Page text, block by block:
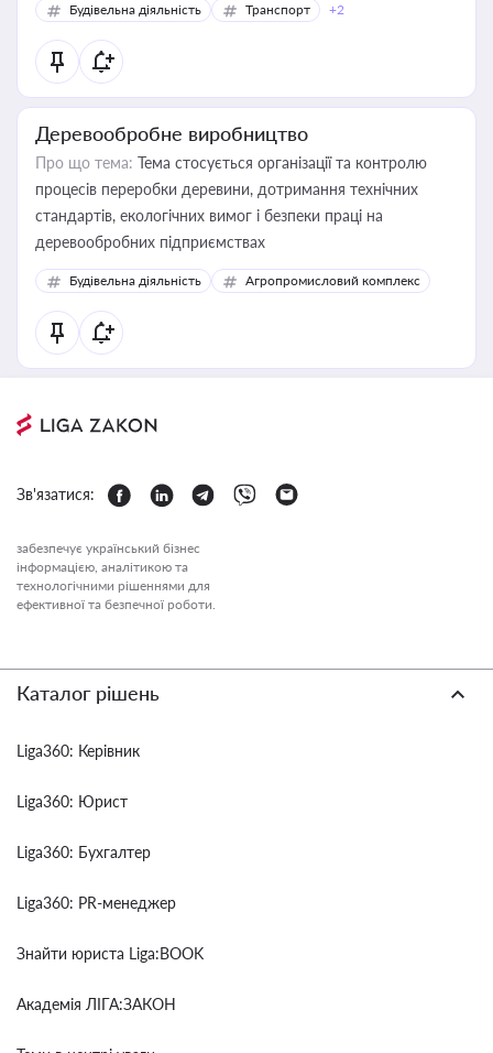
Будівельна діяльність
Транспорт +2
Деревообробне виробництво
Про що тема: Тема стосується організації та контролю
процесів переробки деревини, дотримання технічних
стандартів, екологічних вимог і безпеки праці на
деревообробних підприємствах
Будівельна діяльність Агропромисловий комплекс
Зв'язатися:
забезпечує український бізнес
інформацією, аналітикою та
технологічними рішеннями для
ефективної та безпечної роботи.
Каталог рішень
Liga360: Керівник
Liga360: Юрист
Liga360: Бухгалтер
Liga360: PR-менеджер
Знайти юриста Liga:BOOK
Академія ЛІГА:ЗАКОН